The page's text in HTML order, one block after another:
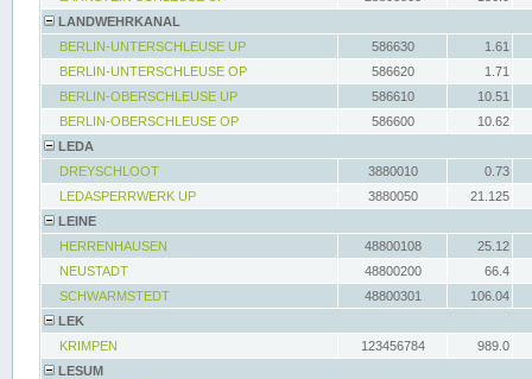
LANDWEHRKANAL
BERLIN-UNTERSCHLEUSE UP
586630
1.61
BERLIN-UNTERSCHLEUSE OP
586620
1.71
BERLIN-OBERSCHLEUSE UP
586610
10.51
BERLIN-OBERSCHLEUSE OP
586600
10.62
LEDA
DREYSCHLOOT
3880010
0.73
LEDASPERRWERK UP
3880050
21.125
LEINE
HERRENHAUSEN
48800108
25.12
NEUSTADT
48800200
66.4
SCHWARMSTEDT
48800301
106.04
LEK
KRIMPEN
123456784
989.0
LESUM